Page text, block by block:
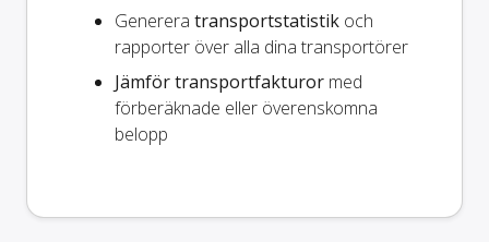
Generera transportstatistik och
rapporter över alla dina transportörer
Jämför transportfakturor med
förberäknade eller överenskomna
belopp